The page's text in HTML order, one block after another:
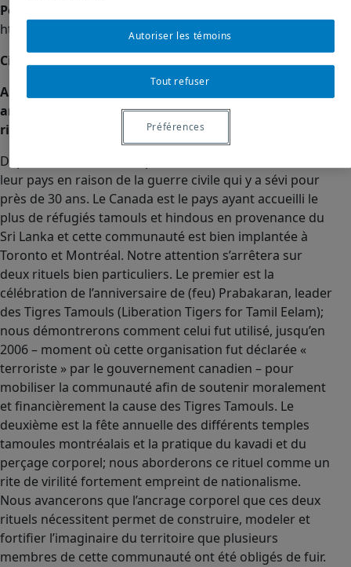
Pour voir la programmation complète
https://conferences-cerias.uqam.ca/
Cinquième conférence de la série:
Anniversaire de (feu) Prabakaran (LTTE) et fête
annuelle du temple tamoul sri lankais montréalais :
ritualité, transmission et mémoire corporelle
Depuis les années 1980, plusieurs Sri Lankais ont fui
leur pays en raison de la guerre civile qui y a sévi pour
près de 30 ans. Le Canada est le pays ayant accueilli le
plus de réfugiés tamouls et hindous en provenance du
Sri Lanka et cette communauté est bien implantée à
Toronto et Montréal. Notre attention s’arrêtera sur
deux rituels bien particuliers. Le premier est la
célébration de l’anniversaire de (feu) Prabakaran, leader
des Tigres Tamouls (Liberation Tigers for Tamil Eelam);
nous démontrerons comment celui fut utilisé, jusqu’en
2006 – moment où cette organisation fut déclarée «
terroriste » par le gouvernement canadien – pour
mobiliser la communauté afin de soutenir moralement
et financièrement la cause des Tigres Tamouls. Le
deuxième est la fête annuelle des différents temples
tamoules montréalais et la pratique du kavadi et du
perçage corporel; nous aborderons ce rituel comme un
rite de virilité fortement empreint de nationalisme.
Nous avancerons que l’ancrage corporel que ces deux
rituels nécessitent permet de construire, modeler et
fortifier l’imaginaire du territoire que plusieurs
membres de cette communauté ont été obligés de fuir.
Tout refuser
Autoriser les témoins
Préférences